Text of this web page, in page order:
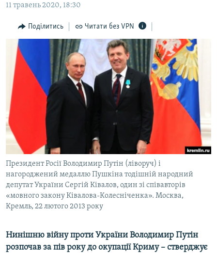
Перейти
пошуку
ПОГЛЯД
ІНТЕРВ'Ю
ВСЕ ЗА ДЕНЬ
СПЕЦПРОЕКТИ
ДЕПОРТАЦІЯ
ВІДЕОУРОКИ «ELIFBE»
СВІДЧЕННЯ ОКУПАЦІЇ
УКРАЇНСЬКА ПРОБЛЕМА КРИМУ
ІНФОГРАФІКА
ЯК ОБІЙТИ БЛОКУВАННЯ
Русский
Qırımtatar
ДОЛУЧАЙСЯ!
Усі сайти RFE/RL
11 травень 2020, 18:30
Поділитись Читати без VPN
Президент Росії Володимир Путін (ліворуч) і
нагороджений медаллю Пушкіна тодішній народний
депутат України Сергій Ківалов, один зі співавторів
«мовного закону Ківалова-Колесніченка». Москва,
Кремль, 22 лютого 2013 року
Нинішню війну проти України Володимир Путін
розпочав за пів року до окупації Криму – стверджує